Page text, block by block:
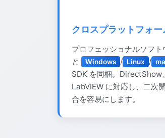
クロスプラットフォー
プロフェッショナルソフト
と
Windows / Linux /
SDK を同梱。DirectShow
LabVIEW に対応し、二次
合を容易にします。